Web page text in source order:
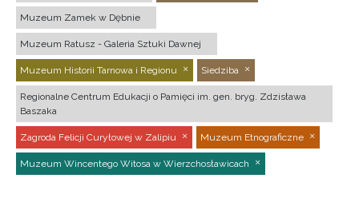
Muzeum Zamek w Dębnie
Muzeum Ratusz - Galeria Sztuki Dawnej
Muzeum Historii Tarnowa i Regionu Siedziba
Regionalne Centrum Edukacji o Pamięci im. gen. bryg. Zdzisława
Baszaka
Zagroda Felicji Curyłowej w Zalipiu Muzeum Etnograficzne
Muzeum Wincentego Witosa w Wierzchosławicach